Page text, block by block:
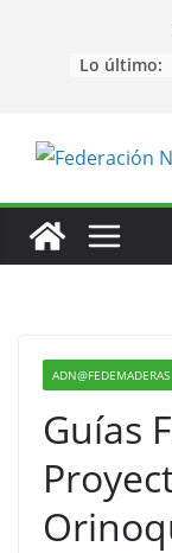
Lo último:
ADN@FEDEMADERAS
Guías